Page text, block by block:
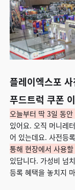
플레이엑스포
푸드트럭 쿠폰
오늘부터 딱 3일 동
있어요. 오직 머니레
어 있는데요. 사전등
통해 현장에서 사용
있답니다. 가성비 넘
등록 혜택을 놓치지